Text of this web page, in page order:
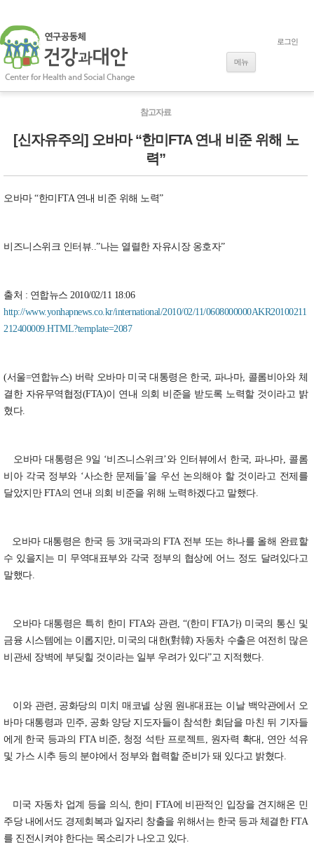
메뉴
로그인
참고자료
[신자유주의] 오바마 “한미FTA 연내 비준 위해 노
력”
오바마 “한미FTA 연내 비준 위해 노력”
비즈니스위크 인터뷰..”나는 열렬한 자유시장 옹호자”
출처 : 연합뉴스 2010/02/11 18:06
http://www.yonhapnews.co.kr/international/2010/02/11/0608000000AKR20100211
212400009.HTML?template=2087
(서울=연합뉴스) 버락 오바마 미국 대통령은 한국, 파나마, 콜롬비아와 체
결한 자유무역협정(FTA)이 연내 의회 비준을 받도록 노력할 것이라고 밝
혔다.
오바마 대통령은 9일 ‘비즈니스위크’와 인터뷰에서 한국, 파나마, 콜롬
비아 각국 정부와 ‘사소한 문제들’을 우선 논의해야 할 것이라고 전제를
달았지만 FTA의 연내 의회 비준을 위해 노력하겠다고 말했다.
오바마 대통령은 한국 등 3개국과의 FTA 전부 또는 하나를 올해 완료할
수 있을지는 미 무역대표부와 각국 정부의 협상에 어느 정도 달려있다고
말했다.
오바마 대통령은 특히 한미 FTA와 관련, “(한미 FTA가) 미국의 통신 및
금융 시스템에는 이롭지만, 미국의 대한(對韓) 자동차 수출은 여전히 많은
비관세 장벽에 부딪힐 것이라는 일부 우려가 있다”고 지적했다.
이와 관련, 공화당의 미치 매코넬 상원 원내대표는 이날 백악관에서 오
바마 대통령과 민주, 공화 양당 지도자들이 참석한 회담을 마친 뒤 기자들
에게 한국 등과의 FTA 비준, 청정 석탄 프로젝트, 원자력 확대, 연안 석유
및 가스 시추 등의 분야에서 정부와 협력할 준비가 돼 있다고 밝혔다.
미국 자동차 업계 등을 의식, 한미 FTA에 비판적인 입장을 견지해온 민
주당 내에서도 경제회복과 일자리 창출을 위해서는 한국 등과 체결한 FTA
를 진전시켜야 한다는 목소리가 나오고 있다.